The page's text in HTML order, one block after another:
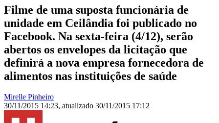
Filme de uma suposta funcionária de
unidade em Ceilândia foi publicado no
Facebook. Na sexta-feira (4/12), serão
abertos os envelopes da licitação que
definirá a nova empresa fornecedora de
alimentos nas instituições de saúde
Mirelle Pinheiro
30/11/2015 14:23, atualizado 30/11/2015 17:12